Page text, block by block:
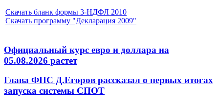
Скачать бланк формы 3-НДФЛ 2010
Скачать программу "Декларация 2009"
Официальный курс евро и доллара на
05.08.2026 растет
Глава ФНС Д.Егоров рассказал о первых итогах
запуска системы СПОТ